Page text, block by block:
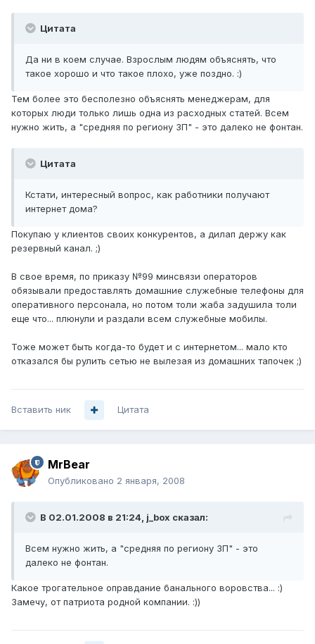
Цитата
Да ни в коем случае. Взрослым людям объяснять, что
такое хорошо и что такое плохо, уже поздно. :)
Тем более это бесполезно объяснять менеджерам, для
которых люди только лишь одна из расходных статей. Всем
нужно жить, а "средняя по региону ЗП" - это далеко не фонтан.
Цитата
Кстати, интересный вопрос, как работники получают
интернет дома?
Покупаю у клиентов своих конкурентов, а дилап держу как
резервный канал. ;)
В свое время, по приказу №99 минсвязи операторов
обязывали предоставлять домашние служебные телефоны для
оперативного персонала, но потом толи жаба задушила толи
еще что... плюнули и раздали всем служебные мобилы.
Тоже может быть когда-то будет и с интернетом... мало кто
отказался бы рулить сетью не вылезая из домашних тапочек ;)
Вставить ник Цитата
MrBear
Опубликовано 2 января, 2008
В 02.01.2008 в 21:24, j_box сказал:
Всем нужно жить, а "средняя по региону ЗП" - это
далеко не фонтан.
Какое трогательное оправдание банального воровства... :)
Замечу, от патриота родной компании. :))